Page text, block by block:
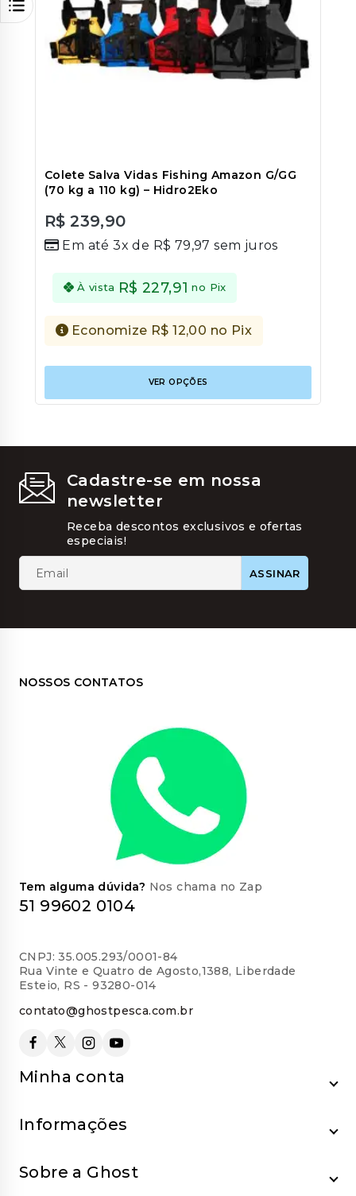
Colete Salva Vidas Fishing Amazon G/GG
(70 kg a 110 kg) – Hidro2Eko
out
R$239,90
Em até 3x de R$ 79,97 sem juros
À vista R$227,91 no Pix
Economize R$12,00 no Pix
VER OPÇÕES
tem
As
Cadastre-se em nossa
newsletter
Receba descontos exclusivos e ofertas
especiais!
NOSSOS CONTATOS
Tem alguma dúvida? Nos chama no Zap
51 99602 0104
CNPJ: 35.005.293/0001-84
Rua Vinte e Quatro de Agosto,1388, Liberdade
Esteio, RS - 93280-014
contato@ghostpesca.com.br
Minha conta
Informações
Sobre a Ghost